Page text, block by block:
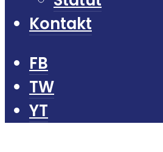
Kontakt
FB
TW
YT